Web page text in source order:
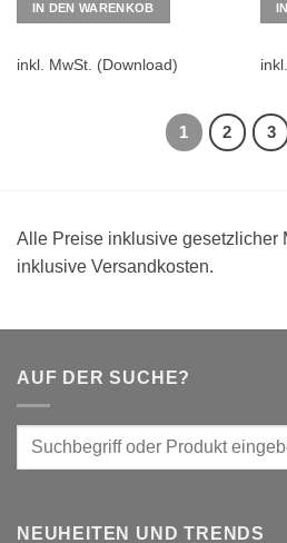
IN DEN WARENKOB
inkl. MwSt. (Download)
1 2 3
Alle Preise inklusive gesetzlicher
inklusive Versandkosten.
AUF DER SUCHE?
NEUHEITEN UND TRENDS